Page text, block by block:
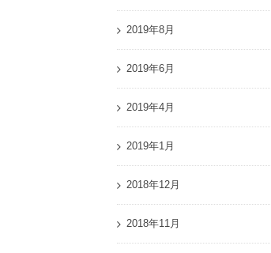
2019年8月
2019年6月
2019年4月
2019年1月
2018年12月
2018年11月